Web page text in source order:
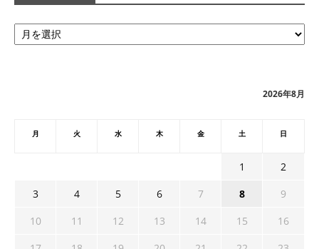
ア
ー
2026年8月
月 火 水 木 金 土 日
1
2
3
4 5 6 7 8
9
10
11 12 13 14 15
16